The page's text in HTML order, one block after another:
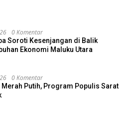
0 Komentar
Soroti Kesenjangan di Balik
Ekonomi Maluku Utara
0 Komentar
Merah Putih, Program Populis Sarat